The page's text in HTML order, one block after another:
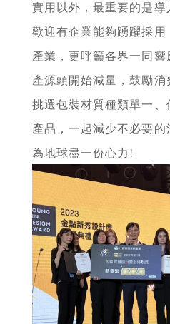
實用以外，最重要的是導
歡迎有企業能夠踴躍採
產業，更呼籲各界一同
產源頭開始減量，鼓勵
挑選包裝材質種類單一、
產品，一起減少不必要的
為地球盡一份心力!